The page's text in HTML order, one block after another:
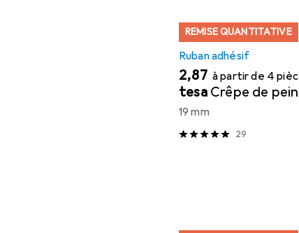
REMISE QUANTITATIVE
Ruban adhésif
EUR
2,87 à partir de 4
tesa Crêpe de
19 mm
29